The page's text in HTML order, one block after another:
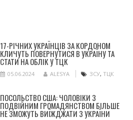
17-РІЧНИХ УКРАЇНЦІВ ЗА КОРДОНОМ
КЛИЧУТЬ ПОВЕРНУТИСЯ В УКРАЇНУ ТА
СТАТИ НА ОБЛІК У ТЦК
05.06.2024 ALESYA ЗСУ, ТЦК
ПОСОЛЬСТВО США: ЧОЛОВІКИ З
ПОДВІЙНИМ ГРОМАДЯНСТВОМ БІЛЬШЕ
НЕ ЗМОЖУТЬ ВИЇЖДЖАТИ З УКРАЇНИ